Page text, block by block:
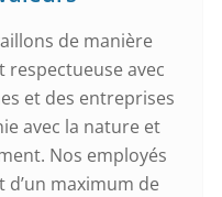
de manière
respectueuse avec
et des entreprises
avec la nature et
Nos employés
d’un maximum de